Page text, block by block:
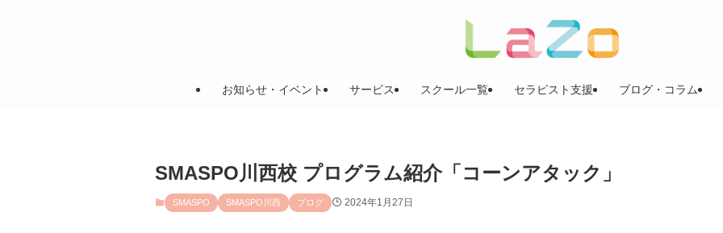
お知らせ・イベント サービス スクール一覧 セラピスト支援 ブログ・コラム
SMASPO川西校 プログラム紹介「コーンアタック」
SMASPO SMASPO川西 ブログ 2024年1月27日